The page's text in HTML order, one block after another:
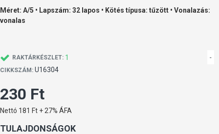
Méret: A/5 • Lapszám: 32 lapos • Kötés típusa: tűzött • Vonalazás:
vonalas
RAKTÁRKÉSZLET: 1
CIKKSZÁM: U16304
-
230 Ft
Nettó 181 Ft + 27% ÁFA
TULAJDONSÁGOK